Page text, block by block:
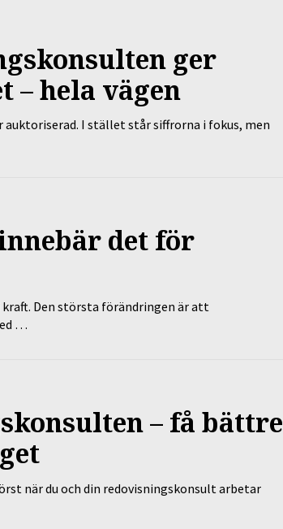
ger
– hela vägen
I stället står siffrorna i fokus, men
det för
Den största förändringen är att
…
– få bättre
när du och din redovisningskonsult arbetar